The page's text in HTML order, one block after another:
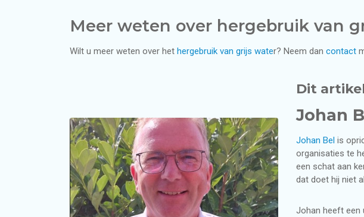
Meer weten over hergebruik van
Wilt u meer weten over het hergebruik van grijs water? Neem dan contact
Dit
Johan
Johan Bel is
organisaties te
een schat aan
dat doet hij niet
Johan heeft een